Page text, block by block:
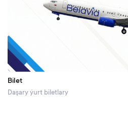
Bilet
Daşary ýurt biletlary